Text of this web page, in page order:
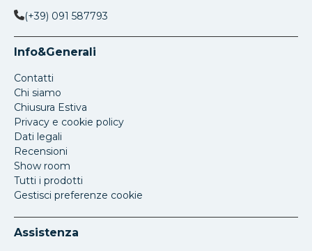
(+39) 091 587793
Info&Generali
Contatti
Chi siamo
Chiusura Estiva
Privacy e cookie policy
Dati legali
Recensioni
Show room
Tutti i prodotti
Gestisci preferenze cookie
Assistenza